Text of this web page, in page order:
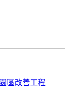
區改善工程